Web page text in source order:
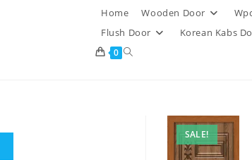
Home Wooden Door
Flush Door
Korean Kabs
0 Toggle
SALE!